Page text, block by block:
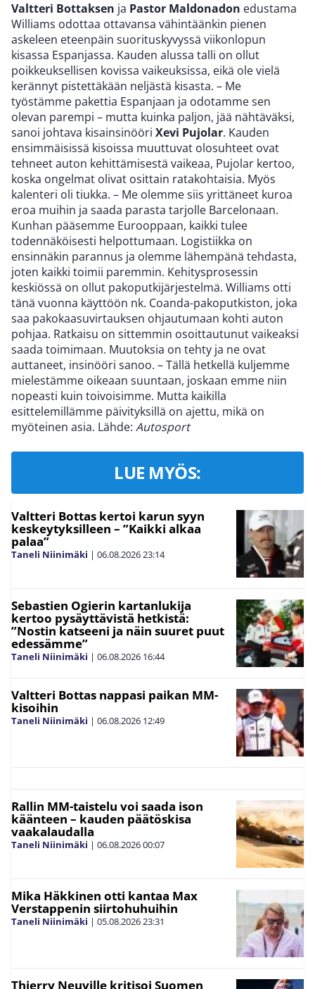
Valtteri Bottaksen ja Pastor Maldonadon edustama
Williams odottaa ottavansa vähintäänkin pienen
askeleen eteenpäin suorituskyvyssä viikonlopun
kisassa Espanjassa. Kauden alussa talli on ollut
poikkeuksellisen kovissa vaikeuksissa, eikä ole vielä
kerännyt pistettäkään neljästä kisasta. – Me
työstämme pakettia Espanjaan ja odotamme sen
olevan parempi – mutta kuinka paljon, jää nähtäväksi,
sanoi johtava kisainsinööri Xevi Pujolar. Kauden
ensimmäisissä kisoissa muuttuvat olosuhteet ovat
tehneet auton kehittämisestä vaikeaa, Pujolar kertoo,
koska ongelmat olivat osittain ratakohtaisia. Myös
kalenteri oli tiukka. – Me olemme siis yrittäneet kuroa
eroa muihin ja saada parasta tarjolle Barcelonaan.
Kunhan pääsemme Eurooppaan, kaikki tulee
todennäköisesti helpottumaan. Logistiikka on
ensinnäkin parannus ja olemme lähempänä tehdasta,
joten kaikki toimii paremmin. Kehitysprosessin
keskiössä on ollut pakoputkijärjestelmä. Williams otti
tänä vuonna käyttöön nk. Coanda-pakoputkiston, joka
saa pakokaasuvirtauksen ohjautumaan kohti auton
pohjaa. Ratkaisu on sittemmin osoittautunut vaikeaksi
saada toimimaan. Muutoksia on tehty ja ne ovat
auttaneet, insinööri sanoo. – Tällä hetkellä kuljemme
mielestämme oikeaan suuntaan, joskaan emme niin
nopeasti kuin toivoisimme. Mutta kaikilla
esittelemillämme päivityksillä on ajettu, mikä on
myöteinen asia. Lähde: Autosport
LUE MYÖS:
Valtteri Bottas kertoi karun syyn
keskeytyksilleen – ”Kaikki alkaa
palaa”
Taneli Niinimäki | 06.08.202623:14
Sebastien Ogierin kartanlukija
kertoo pysäyttävistä hetkistä:
”Nostin katseeni ja näin suuret puut
edessämme”
Taneli Niinimäki | 06.08.2026 16:44
Valtteri Bottas nappasi paikan MM-
kisoihin
Taneli Niinimäki | 06.08.2026 12:49
Rallin MM-taistelu voi saada ison
käänteen – kauden päätöskisa
vaakalaudalla
Taneli Niinimäki | 06.08.202600:07
Mika Häkkinen otti kantaa Max
Verstappenin siirtohuhuihin
Taneli Niinimäki | 05.08.202623:31
Thierry Neuville kritisoi Suomen